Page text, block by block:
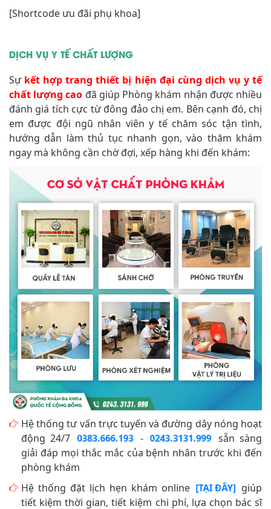
[Shortcode ưu đãi phụ khoa]
DỊCH VỤ Y TẾ CHẤT LƯỢNG
Sự kết hợp trang thiết bị hiện đại cùng dịch vụ y tế
chất lượng cao đã giúp Phòng khám nhận được nhiều
đánh giá tích cực từ đông đảo chị em. Bên cạnh đó, chị
em được đội ngũ nhân viên y tế chăm sóc tận tình,
hướng dẫn làm thủ tục nhanh gọn, vào thăm khám
ngay mà không cần chờ đợi, xếp hàng khi đến khám:
Hệ thống tư vấn trực tuyến và đường dây nóng hoạt
động 24/7 0383.666.193 - 0243.3131.999 sẵn sàng
giải đáp mọi thắc mắc của bệnh nhân trước khi đến
phòng khám
Hệ thống đặt lịch hẹn khám online [TẠI ĐÂY] giúp
tiết kiệm thời gian, tiết kiệm chi phí, lựa chọn bác sĩ